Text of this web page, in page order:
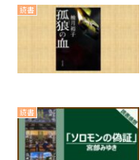
読書
読書